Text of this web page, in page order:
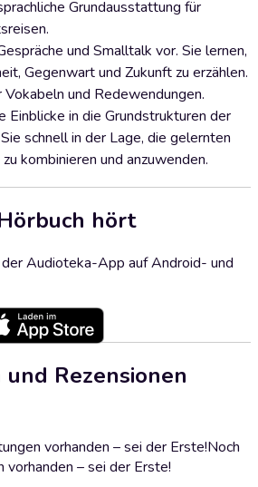
Grundausstattung für
und Smalltalk vor. Sie lernen,
Gegenwart und Zukunft zu erzählen.
und Redewendungen.
Einblicke in die Grundstrukturen der
schnell in der Lage, die gelernten
kombinieren und anzuwenden.
hört
Audioteka-App auf Android- und
Rezensionen
vorhanden – sei der Erste!Noch
– sei der Erste!